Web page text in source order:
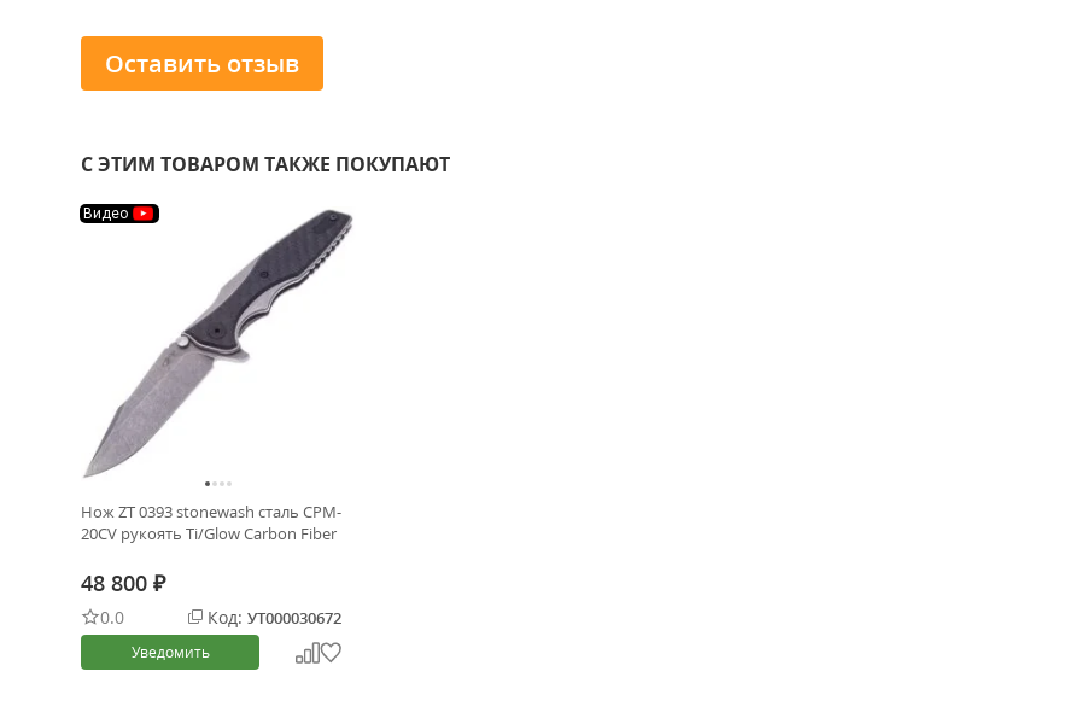
Оставить отзыв
С ЭТИМ ТОВАРОМ ТАКЖЕ ПОКУПАЮТ
Видео
Нож ZT 0393 stonewash сталь CPM-
20CV рукоять Ti/Glow Carbon Fiber
48 800 ₽
0.0 Код: УТ000030672
Уведомить